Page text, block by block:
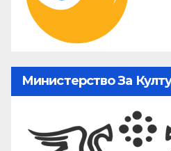
Министерство За